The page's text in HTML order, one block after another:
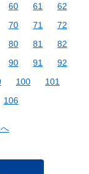
60 61
62
70 71
72
80 81
82
90 91
92
100
101
106